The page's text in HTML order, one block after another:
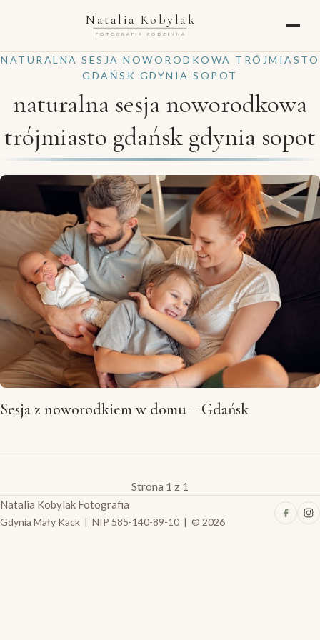
Natalia Kobylak
FOTOGRAFIA RODZINNA
NATURALNA SESJA NOWORODKOWA TRÓJMIASTO
GDAŃSK GDYNIA SOPOT
naturalna sesja noworodkowa
trójmiasto gdańsk gdynia sopot
Sesja z noworodkiem w domu – Gdańsk
Strona 1 z 1
Natalia Kobylak Fotografia
Gdynia Mały Kack | NIP 585-140-89-10 | © 2026